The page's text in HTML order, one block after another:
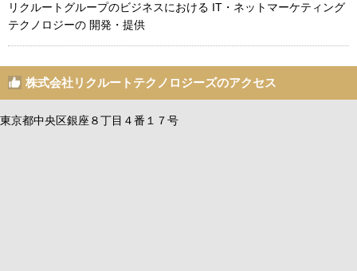
リクルートグループのビジネスにおける IT・ネットマーケティング
テクノロジーの 開発・提供
株式会社リクルートテクノロジーズのアクセス
東京都中央区銀座８丁目４番１７号